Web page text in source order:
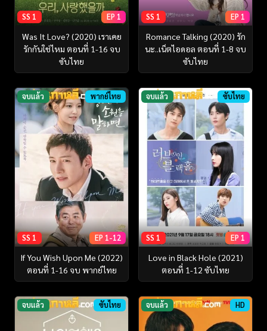
SS 1 EP 1
Was It Love? (2020) เราเคย
รักกันใช่ไหม ตอนที่ 1-16 จบ
ซับไทย
SS 1 EP 1
Romance Talking (2020) รัก
นะ..เน็ตไอดอล ตอนที่ 1-8 จบ
ซับไทย
จบแล้ว พากย์ไทย
SS 1 EP 1-12
If You Wish Upon Me (2022)
ตอนที่ 1-16 จบ พากย์ไทย
จบแล้ว ซับไทย
SS 1 EP 1
Love in Black Hole (2021)
ตอนที่ 1-12 ซับไทย
จบแล้ว ซับไทย จบแล้ว HD